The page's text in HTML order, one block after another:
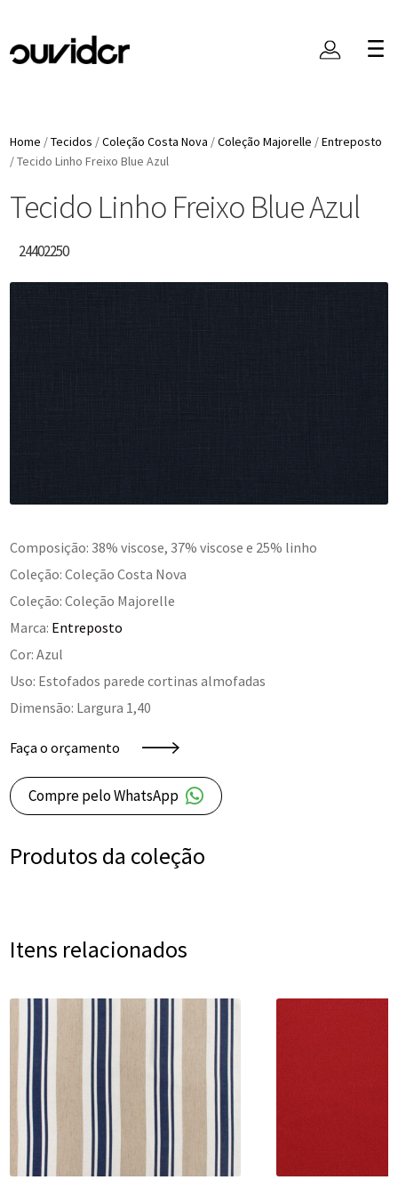
Home /Tecidos /Coleção Costa Nova /Coleção Majorelle /Entreposto
/Tecido Linho Freixo Blue Azul
Tecido Linho Freixo Blue Azul
24402250
Composição: 38% viscose, 37% viscose e 25% linho
Coleção: Coleção Costa Nova
Coleção: Coleção Majorelle
Marca: Entreposto
Cor: Azul
Uso: Estofados parede cortinas almofadas
Dimensão: Largura 1,40
Faça o orçamento
Compre pelo WhatsApp
Produtos da coleção
Itens relacionados